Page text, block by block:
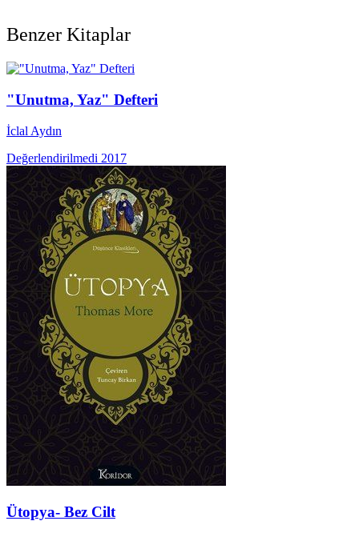
Benzer Kitaplar
"Unutma, Yaz" Defteri
İclal Aydın
Değerlendirilmedi 2017
Ütopya- Bez Cilt